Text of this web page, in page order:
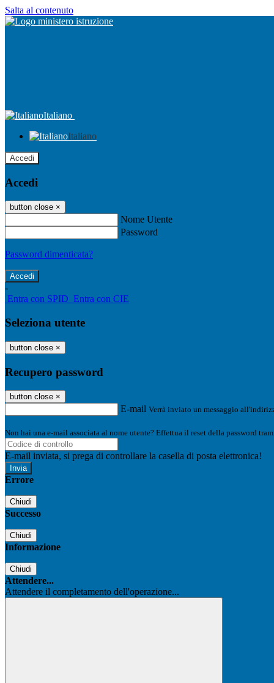
Salta al contenuto
Italiano
Italiano
Accedi
Accedi
button close ×
Nome Utente
Password
Password dimenticata?
-
Entra con SPID Entra con CIE
Seleziona utente
button close ×
Recupero password
button close ×
E-mail Verrà inviato un messaggio
Non hai una e-mail associata al nome utente? Effettua il reset della password
E-mail inviata, si prega di controllare la casella di posta elettronica!
Errore
Chiudi
Successo
Chiudi
Informazione
Chiudi
Attendere...
Attendere il completamento dell'operazione...